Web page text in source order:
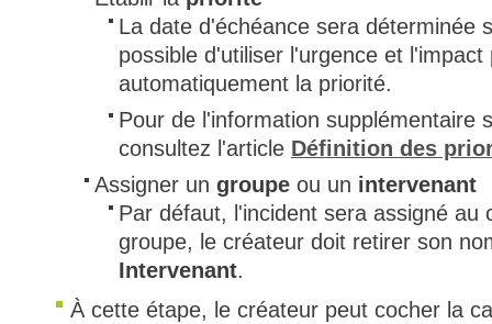
La date d'échéance sera déterminée
possible d'utiliser l'urgence et l'impact
automatiquement la priorité.
Pour de l'information supplémentaire
consultez l'article Définition des
Assigner un groupe ou un intervenant
Par défaut, l'incident sera assigné au
groupe, le créateur doit retirer son
Intervenant.
À cette étape, le créateur peut cocher la